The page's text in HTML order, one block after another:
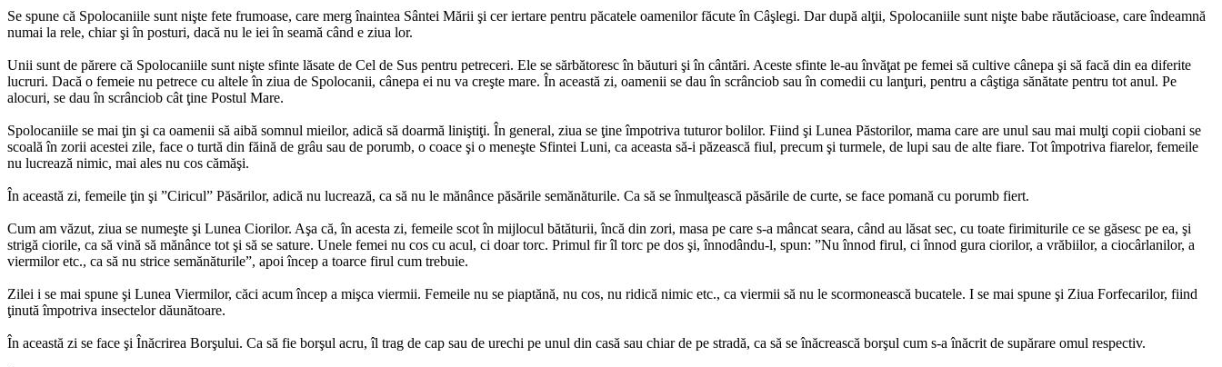
Se spune că Spolocaniile sunt nişte fete frumoase, care merg înaintea Sântei Mării şi cer iertare pentru păcatele oamenilor făcute în Câşlegi. Dar după alţii, Spolocaniile sunt nişte babe răutăcioase, care îndeamnă
numai la rele, chiar şi în posturi, dacă nu le iei în seamă când e ziua lor.
Unii sunt de părere că Spolocaniile sunt nişte sfinte lăsate de Cel de Sus pentru petreceri. Ele se sărbătoresc în băuturi şi în cântări. Aceste sfinte le-au învăţat pe femei să cultive cânepa şi să facă din ea diferite
lucruri. Dacă o femeie nu petrece cu altele în ziua de Spolocanii, cânepa ei nu va creşte mare. În această zi, oamenii se dau în scrânciob sau în comedii cu lanţuri, pentru a câştiga sănătate pentru tot anul. Pe
alocuri, se dau în scrânciob cât ţine Postul Mare.
Spolocaniile se mai ţin şi ca oamenii să aibă somnul mieilor, adică să doarmă liniştiţi. În general, ziua se ţine împotriva tuturor bolilor. Fiind şi Lunea Păstorilor, mama care are unul sau mai mulţi copii ciobani se
scoală în zorii acestei zile, face o turtă din făină de grâu sau de porumb, o coace şi o meneşte Sfintei Luni, ca aceasta să-i păzească fiul, precum şi turmele, de lupi sau de alte fiare. Tot împotriva fiarelor, femeile
nu lucrează nimic, mai ales nu cos cămăşi.
În această zi, femeile ţin şi ”Ciricul” Păsărilor, adică nu lucrează, ca să nu le mănânce păsările semănăturile. Ca să se înmulţească păsările de curte, se face pomană cu porumb fiert.
Cum am văzut, ziua se numeşte şi Lunea Ciorilor. Aşa că, în acesta zi, femeile scot în mijlocul bătăturii, încă din zori, masa pe care s-a mâncat seara, când au lăsat sec, cu toate firimiturile ce se găsesc pe ea, şi
strigă ciorile, ca să vină să mănânce tot şi să se sature. Unele femei nu cos cu acul, ci doar torc. Primul fir îl torc pe dos şi, înnodându-l, spun: ”Nu înnod firul, ci înnod gura ciorilor, a vrăbiilor, a ciocârlanilor, a
viermilor etc., ca să nu strice semănăturile”, apoi încep a toarce firul cum trebuie.
Zilei i se mai spune şi Lunea Viermilor, căci acum încep a mişca viermii. Femeile nu se piaptănă, nu cos, nu ridică nimic etc., ca viermii să nu le scormonească bucatele. I se mai spune şi Ziua Forfecarilor, fiind
ţinută împotriva insectelor dăunătoare.
În această zi se face şi Înăcrirea Borşului. Ca să fie borşul acru, îl trag de cap sau de urechi pe unul din casă sau chiar de pe stradă, ca să se înăcrească borşul cum s-a înăcrit de supărare omul respectiv.